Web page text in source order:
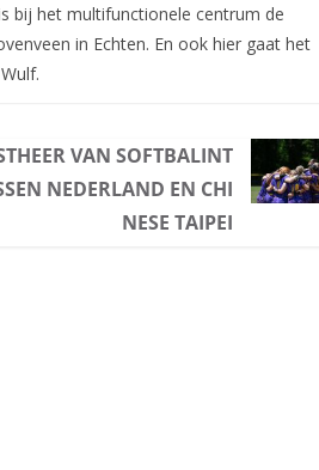
bij het multifunctionele centrum de
in Echten. En ook hier gaat het
VAN SOFTBALINT
NEDERLAND EN CHI
NESE TAIPEI